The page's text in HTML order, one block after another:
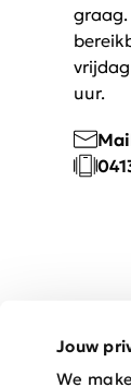
Jouw
We
graag.
uur.